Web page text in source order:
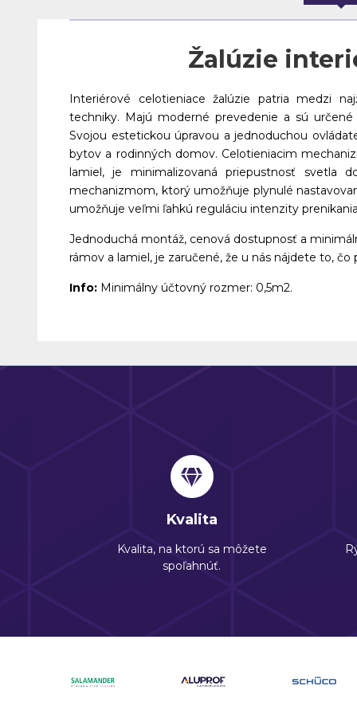
Žalúzie
Interiérové celotieniace žalúzie patria medzi
techniky. Majú moderné prevedenie a sú
Svojou estetickou úpravou a jednoduchou
bytov a rodinných domov. Celotieniacim
lamiel, je minimalizovaná priepustnosť svetla
mechanizmom, ktorý umožňuje plynulé
umožňuje veľmi ľahkú reguláciu intenzity
Jednoduchá montáž, cenová dostupnosť a
rámov a lamiel, je zaručené, že u nás nájdete to,
Info: Minimálny účtovný rozmer: 0,5m2.
Kvalita
Kvalita, na ktorú sa môžete
spoľahnúť.